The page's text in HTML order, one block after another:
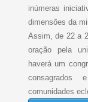
inúmeras
dimensões da
Assim, de 22 a
oração pela
haverá um
comunidades